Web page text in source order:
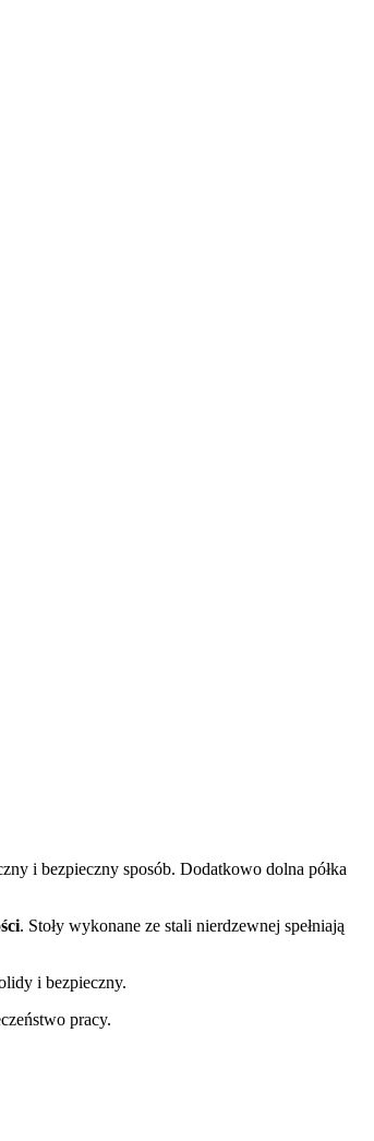
i bezpieczny sposób. Dodatkowo dolna półka
. Stoły wykonane ze stali nierdzewnej spełniają
i bezpieczny.
pracy.